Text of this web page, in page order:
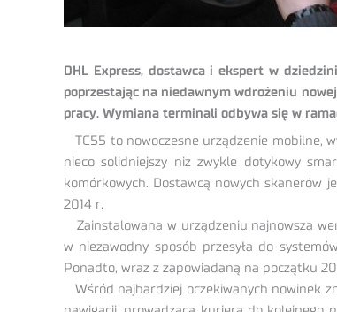
DHL Express, dostawca i ekspert w
poprzestając na niedawnym wdrożeniu
pracy. Wymiana terminali odbywa się w
TC55 to nowoczesne urządzenie mobilne,
nieco solidniejszy niż zwykle dotykowy
komórkowych. Dostawcą nowych skanerów
2014 r.
Zainstalowana w urządzeniu najnowsza
w niezawodny sposób przesyła do
Ponadto, wraz z zapowiadaną na początku
Wśród najbardziej oczekiwanych nowinek